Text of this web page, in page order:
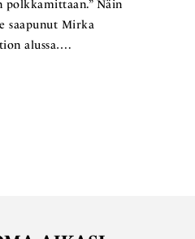
Näin
saapunut Mirka
alussa….